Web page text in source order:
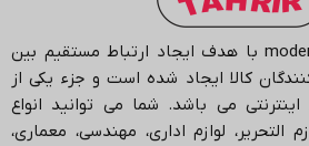
با هدف ایجاد ارتباط مستقیم بین
کالا ایجاد شده است و جزء یکی از
می باشد. شما می توانید انواع
التحریر، لوازم اداری، مهندسی، معماری،